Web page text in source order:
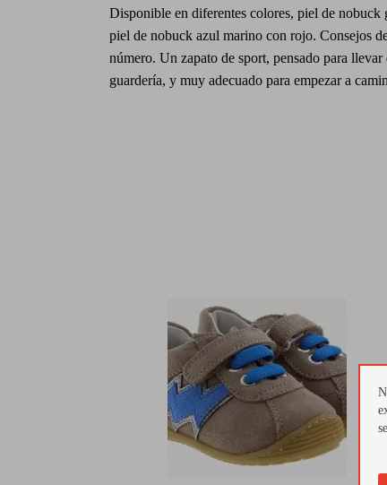
Disponible en diferentes colores, piel de nobuck
piel de nobuck azul marino con rojo. Consejos
número. Un zapato de sport, pensado para llevar
guardería, y muy adecuado para empezar a